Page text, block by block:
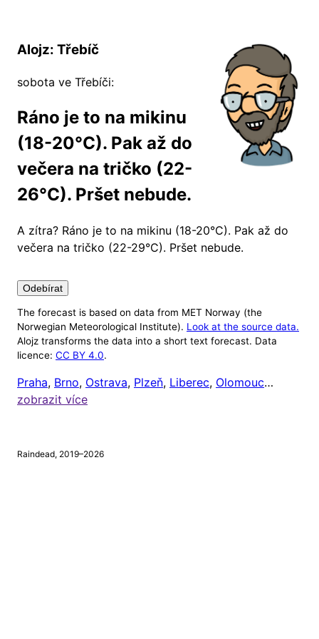
Alojz: Třebíč
sobota ve Třebíči:
Ráno je to na mikinu
(18-20°C). Pak až do
večera na tričko (22-
26°C). Pršet nebude.
A zítra? Ráno je to na mikinu (18-20°C). Pak až do
večera na tričko (22-29°C). Pršet nebude.
Odebírat
Nastavení
Alojz v tuto chvíli ignoruje počasí mimo 8:00 až
venku počasí, když jsou zrovna doma). Čas odeslání
upozornění si ale můžete nastavit níže.
Chci dostávat upozornění na
The forecast is based on data from MET Norway (the
Norwegian Meteorological Institute). Look at the source data.
Alojz transforms the data into a short text forecast. Data
licence: CC BY 4.0.
Praha, Brno, Ostrava, Plzeň, Liberec, Olomouc…
zobrazit více
Raindead, 2019–2026